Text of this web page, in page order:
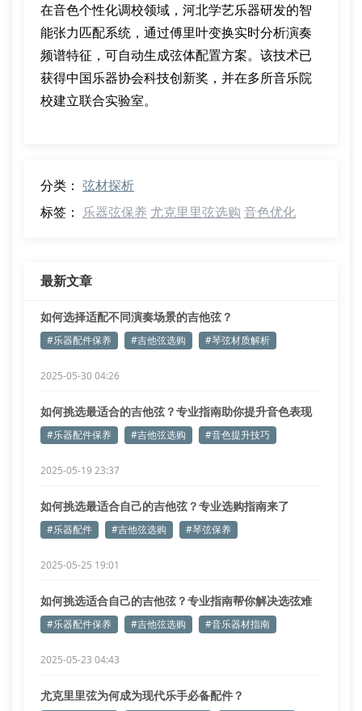
在音色个性化调校领域，河北学艺乐器研发的智
能张力匹配系统，通过傅里叶变换实时分析演奏
频谱特征，可自动生成弦体配置方案。该技术已
获得中国乐器协会科技创新奖，并在多所音乐院
校建立联合实验室。
分类： 弦材探析
标签： 乐器弦保养 尤克里里弦选购 音色优化
最新文章
如何选择适配不同演奏场景的吉他弦？
#乐器配件保养 #吉他弦选购 #琴弦材质解析
2025-05-30 04:26
如何挑选最适合的吉他弦？专业指南助你提升音色表现
#乐器配件保养 #吉他弦选购 #音色提升技巧
2025-05-19 23:37
如何挑选最适合自己的吉他弦？专业选购指南来了
#乐器配件 #吉他弦选购 #琴弦保养
2025-05-25 19:01
如何挑选适合自己的吉他弦？专业指南帮你解决选弦难
题#乐器配件保养 #吉他弦选购 #音乐器材指南
2025-05-23 04:43
尤克里里弦为何成为现代乐手必备配件？